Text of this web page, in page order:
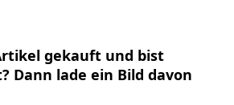
gekauft und bist
Dann lade ein Bild davon